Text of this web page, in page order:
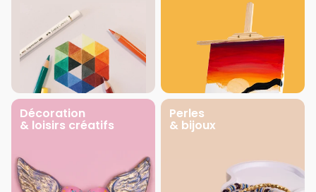
Décoration
& loisirs créatifs
Perles
& bijoux